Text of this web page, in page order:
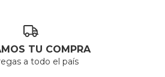
TU COMPRA
a todo el país